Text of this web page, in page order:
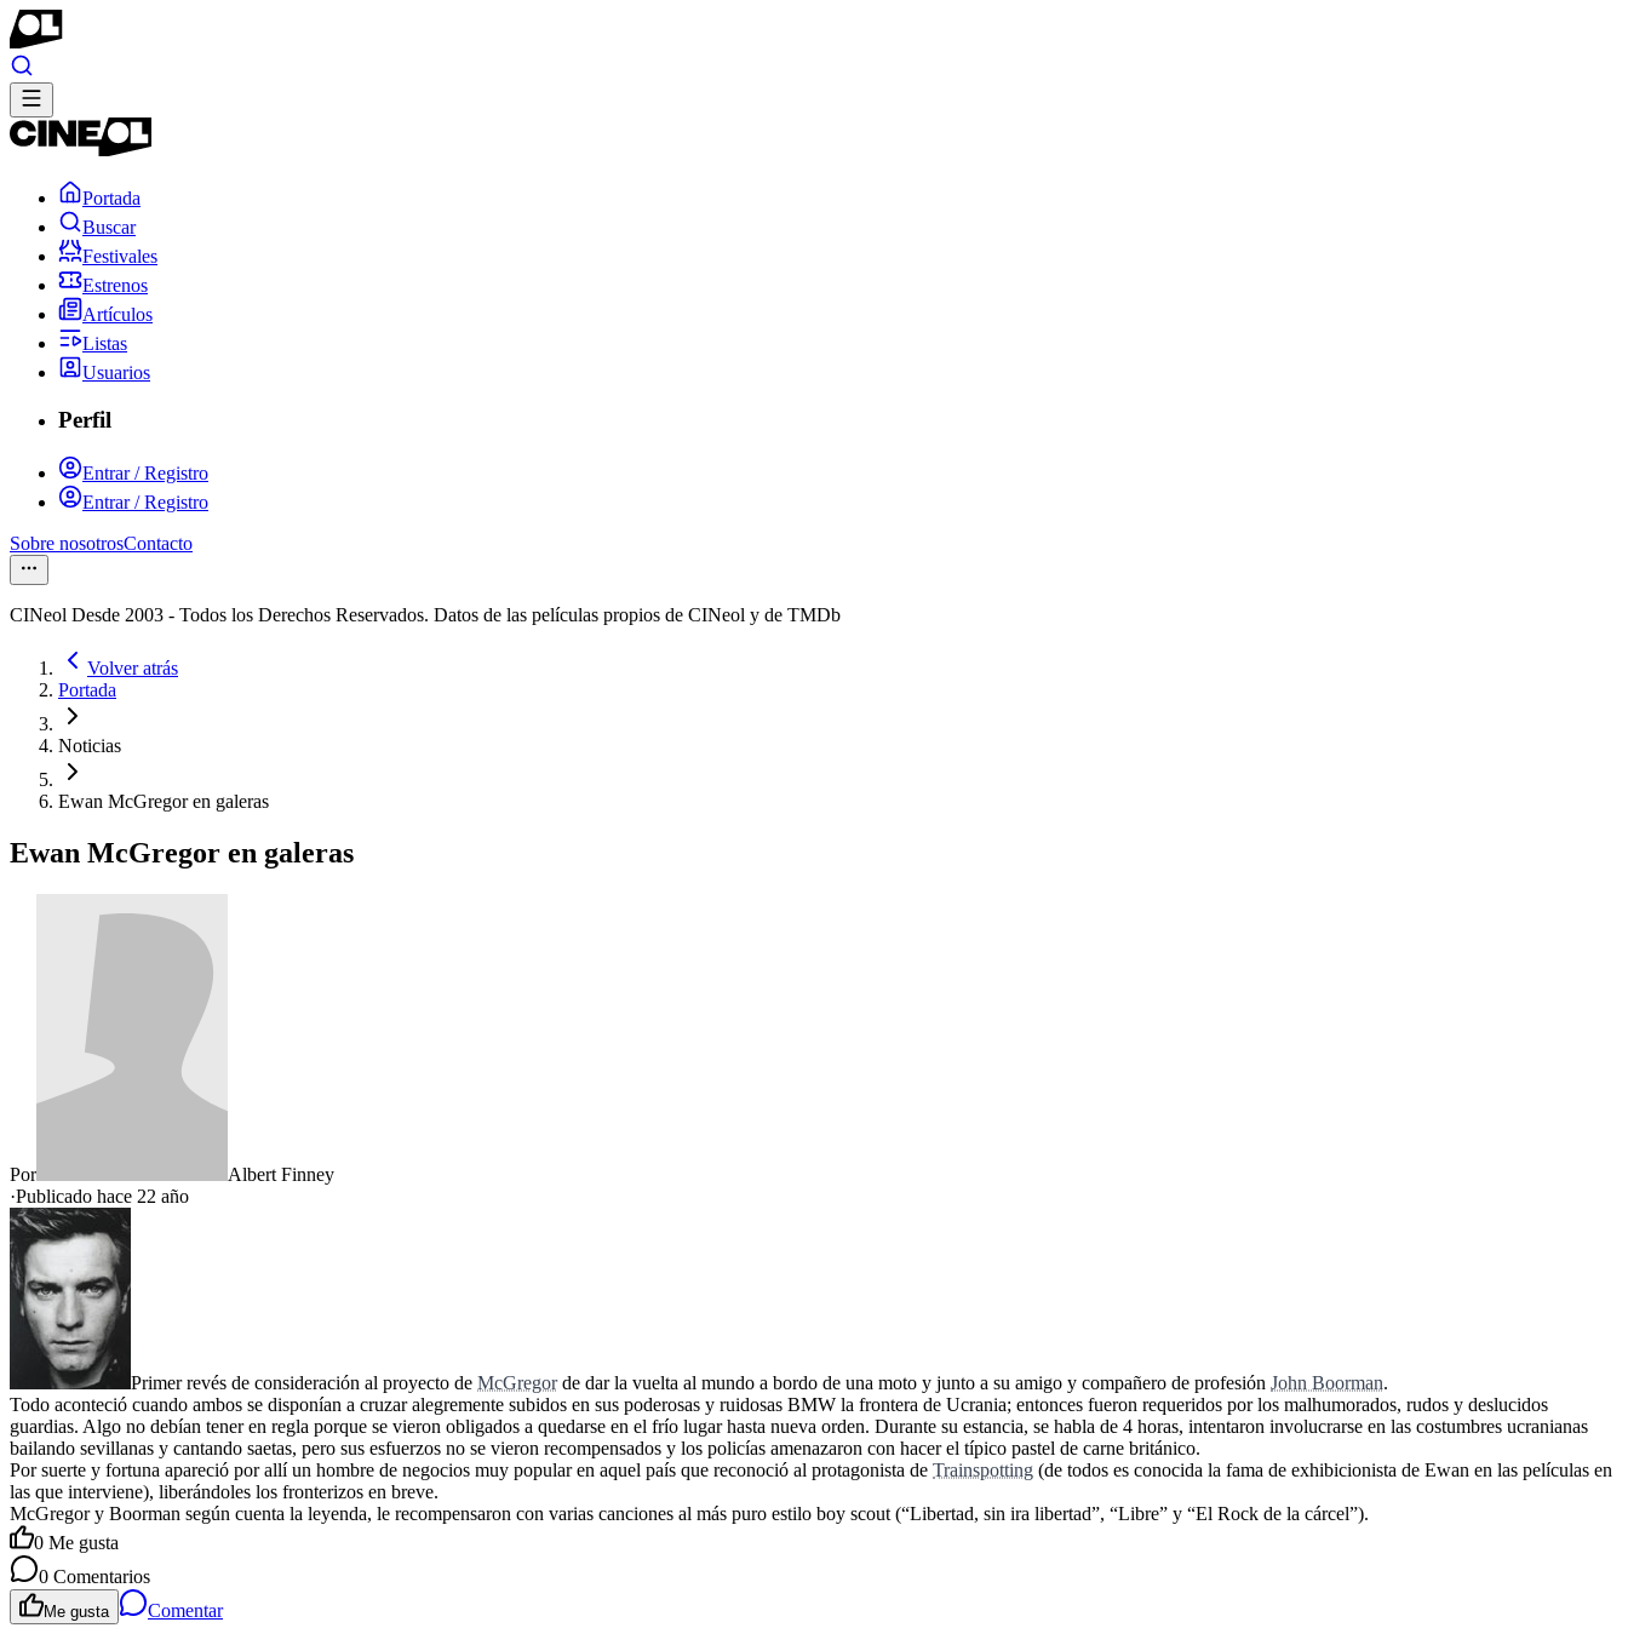
Portada
Buscar
Festivales
Estrenos
Artículos
Listas
Usuarios
Perfil
Entrar / Registro
Entrar / Registro
Sobre nosotrosContacto
CINeol Desde 2003 - Todos los Derechos Reservados. Datos de las películas propios de CINeol y de TMDb
Volver atrás
Portada
Noticias
Ewan McGregor en galeras
Ewan McGregor en galeras
Por
Albert Finney
·Publicado hace 22 año
Primer revés de consideración al proyecto de McGregorde dar la vuelta al mundo a bordo de una moto y junto a su amigo y compañero de profesión John Boorman.
Todo aconteció cuando ambos se disponían a cruzar alegremente subidos en sus poderosas y ruidosas BMW la frontera de Ucrania; entonces fueron requeridos por los malhumorados, rudos y deslucidos
guardias. Algo no debían tener en regla porque se vieron obligados a quedarse en el frío lugar hasta nueva orden. Durante su estancia, se habla de 4 horas, intentaron involucrarse en las costumbres ucranianas
bailando sevillanas y cantando saetas, pero sus esfuerzos no se vieron recompensados y los policías amenazaron con hacer el típico pastel de carne británico.
Por suerte y fortuna apareció por allí un hombre de negocios muy popular en aquel país que reconoció al protagonista de Trainspotting (de todos es conocida la fama de exhibicionista de Ewan en las películas en
las que interviene), liberándoles los fronterizos en breve.
McGregor y Boorman según cuenta la leyenda, le recompensaron con varias canciones al más puro estilo boy scout (“Libertad, sin ira libertad”, “Libre” y “El Rock de la cárcel”).
0 Me gusta
0 Comentarios
Me gusta Comentar